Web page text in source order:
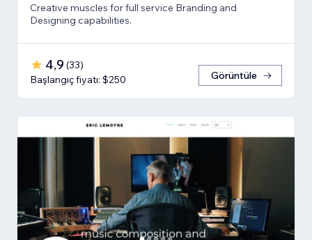
Creative muscles for full service Branding and
Designing capabilities.
4,9 (33)
Başlangıç fiyatı: $250
Görüntüle